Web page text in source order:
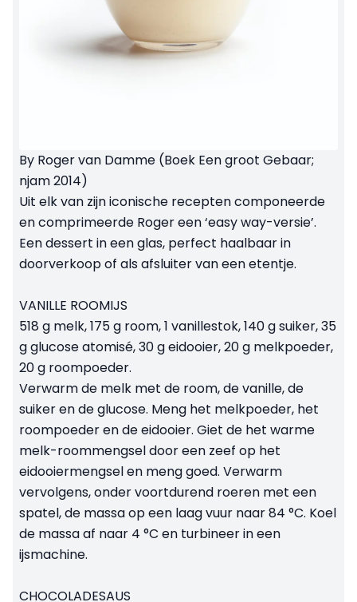
By Roger van Damme (Boek Een groot Gebaar;
njam 2014)
Uit elk van zijn iconische recepten componeerde
en comprimeerde Roger een ‘easy way-versie’.
Een dessert in een glas, perfect haalbaar in
doorverkoop of als afsluiter van een etentje.
VANILLE ROOMIJS
518 g melk, 175 g room, 1 vanillestok, 140 g suiker, 35
g glucose atomisé, 30 g eidooier, 20 g melkpoeder,
20 g roompoeder.
Verwarm de melk met de room, de vanille, de
suiker en de glucose. Meng het melkpoeder, het
roompoeder en de eidooier. Giet de het warme
melk-roommengsel door een zeef op het
eidooiermengsel en meng goed. Verwarm
vervolgens, onder voortdurend roeren met een
spatel, de massa op een laag vuur naar 84 °C. Koel
de massa af naar 4 °C en turbineer in een
ijsmachine.
CHOCOLADESAUS